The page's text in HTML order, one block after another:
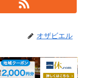
オザビエル